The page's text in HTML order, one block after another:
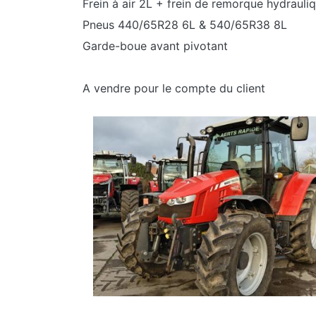
Frein à air 2L + frein de remorque
Pneus 440/65R28 6L & 540/65R38 8L
Garde-boue avant pivotant
A vendre pour le compte du client